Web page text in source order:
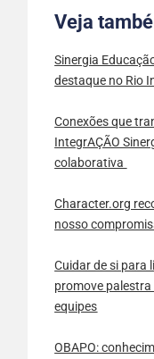
Veja
Sinergia
destaque no Rio
Conexões que
IntegrAÇÃO
colaborativa
Character.org
nosso
Cuidar de si para
promove
equipes
OBAPO: